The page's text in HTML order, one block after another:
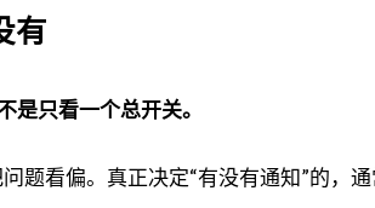
有
是只看一个总开关。
题看偏。真正决定“有没有通知”的，